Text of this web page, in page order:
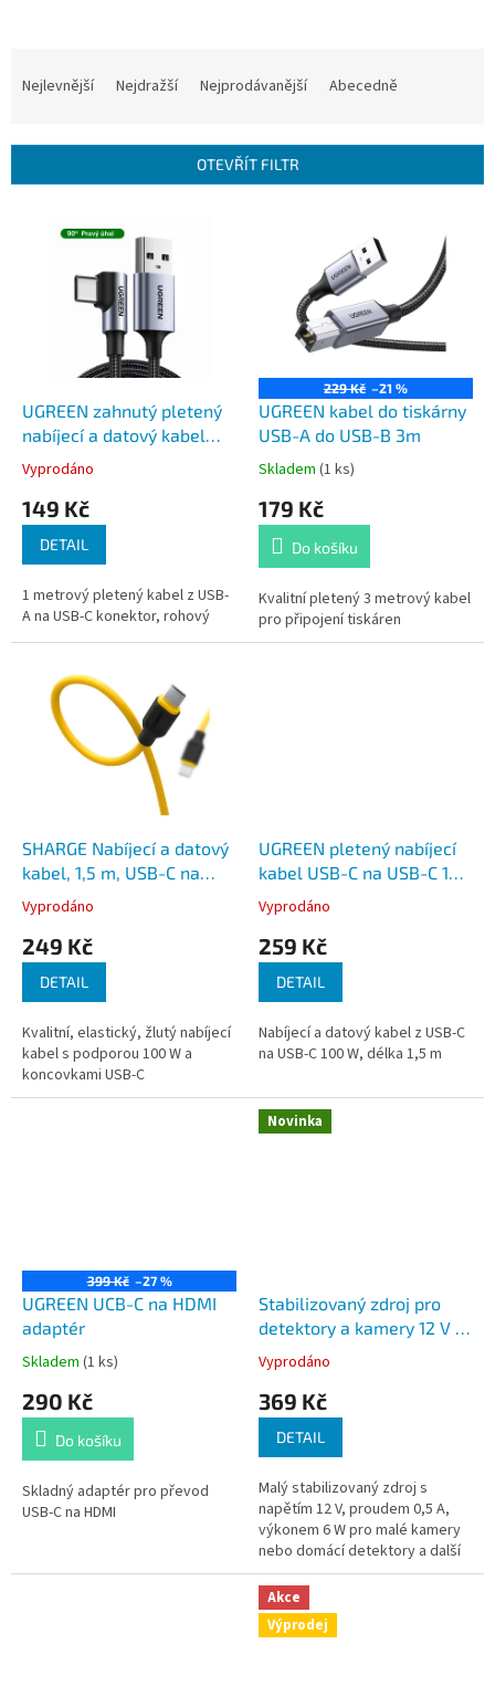
í
Nejlevnější Nejdražší Nejprodávanější Abecedně
OTEVŘÍT FILTR
UGREEN zahnutý pletený
nabíjecí a datový kabel
USB-A na USB-C 1 m
Vyprodáno
149 Kč
DETAIL
1 metrový pletený kabel z USB-
A na USB-C konektor, rohový
229 Kč –21 %
UGREEN kabel do tiskárny
USB-A do USB-B 3m
Skladem (1 ks)
179 Kč
Do košíku
Kvalitní pletený 3 metrový kabel
pro připojení tiskáren
SHARGE Nabíjecí a datový
kabel, 1,5 m, USB-C na
USB-C, 100 W, žlutý
Vyprodáno
249 Kč
DETAIL
Kvalitní, elastický, žlutý nabíjecí
kabel s podporou 100 W a
koncovkami USB-C
UGREEN pletený nabíjecí
kabel USB-C na USB-C 100
W 1,5 m
Vyprodáno
259 Kč
DETAIL
Nabíjecí a datový kabel z USB-C
na USB-C 100 W, délka 1,5 m
399 Kč –27 %
UGREEN UCB-C na HDMI
adaptér
Skladem (1 ks)
290 Kč
Do košíku
Skladný adaptér pro převod
USB-C na HDMI
Novinka
Stabilizovaný zdroj pro
detektory a kamery 12 V /
0,5 A
Vyprodáno
369 Kč
DETAIL
Malý stabilizovaný zdroj s
napětím 12 V, proudem 0,5 A,
výkonem 6 W pro malé kamery
nebo domácí detektory a další
příslušenství
Akce
Výprodej